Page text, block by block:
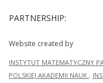
PARTNERSHIP:
Website created by
INSTYTUT MATEMATYCZNY
POLSKIEJ AKADEMII NAUK ;